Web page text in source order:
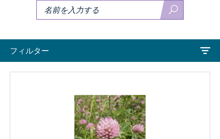
セミナー
体験者インタビュー
フィルター